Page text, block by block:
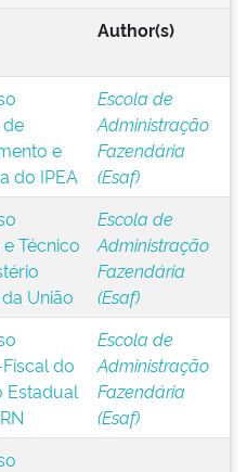
Author(s)
e
do IPEA
Escola de
Administração
Fazendária
(Esaf)
Técnico
União
Escola de
Administração
Fazendária
(Esaf)
do
Estadual
Escola de
Administração
Fazendária
(Esaf)